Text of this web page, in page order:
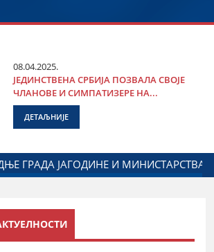
08.04.2025.
ЈЕДИНСТВЕНА СРБИЈА ПОЗВАЛА СВОЈЕ
ЧЛАНОВЕ И СИМПАТИЗЕРЕ НА...
ДЕТАЉНИЈЕ
ДАНА ПОЛИЦИЈЕ И МИНИСТАРСТВА